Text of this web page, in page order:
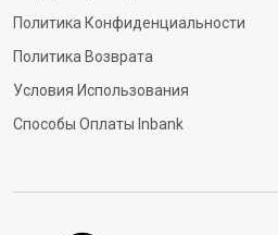
Политика Конфиденциальности
Политика Возврата
Условия Использования
Способы Оплаты Inbank